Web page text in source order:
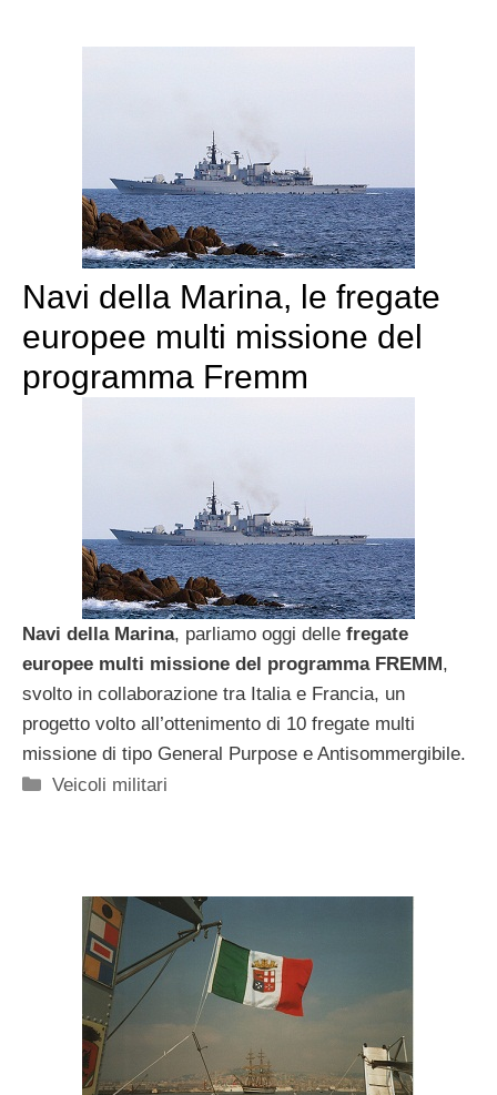
Navi della Marina, le fregate
europee multi missione del
programma Fremm
Navi della Marina, parliamo oggi delle fregate
europee multi missione del programma FREMM,
svolto in collaborazione tra Italia e Francia, un
progetto volto all’ottenimento di 10 fregate multi
missione di tipo General Purpose e Antisommergibile.
Categorie
Veicoli militari